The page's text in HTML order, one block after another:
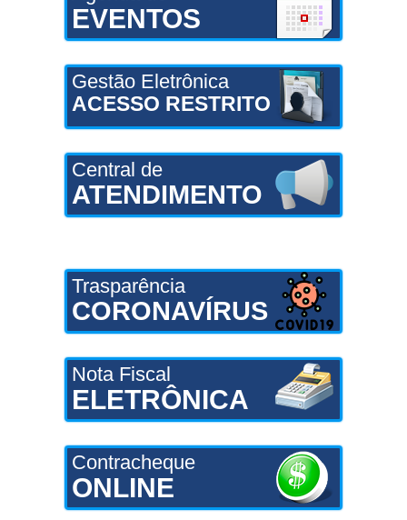
EVENTOS
Gestão Eletrônica
ACESSO RESTRITO
Central de
ATENDIMENTO
Trasparência
CORONAVÍRUS
Nota Fiscal
ELETRÔNICA
Contracheque
ONLINE